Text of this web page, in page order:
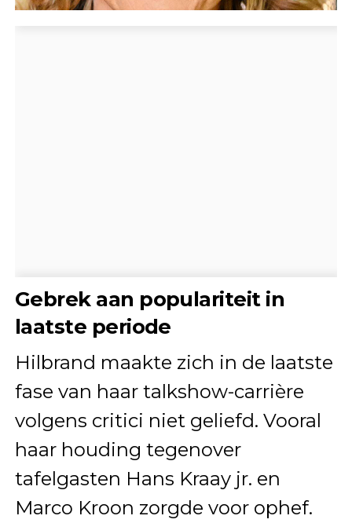
Gebrek aan populariteit in
laatste periode
Hilbrand maakte zich in de laatste
fase van haar talkshow-carrière
volgens critici niet geliefd. Vooral
haar houding tegenover
tafelgasten Hans Kraay jr. en
Marco Kroon zorgde voor ophef.